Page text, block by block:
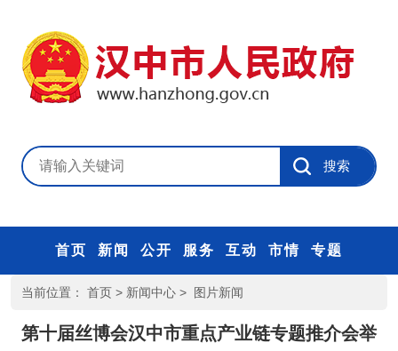
首页 新闻 公开 服务 互动 市情 专题
当前位置： 首页 > 新闻中心 > 图片新闻
第十届丝博会汉中市重点产业链专题推介会举